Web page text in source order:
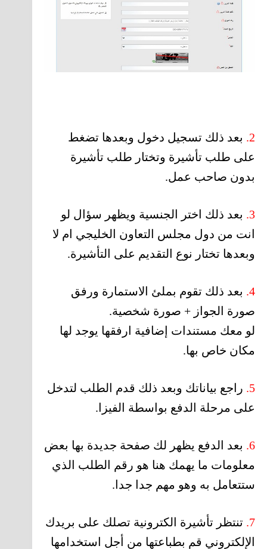
2. بعد ذلك تسجيل دخول وبعدها تضغط
على طلب تأشيرة وتختار طلب تأشيرة
بدون صاحب عمل.
3. بعد ذلك اختر الجنسية ويظهر سؤال لو
انت من دول مجلس التعاون الخليجي ام لا
وبعدها تختار نوع التقديم على التأشيرة.
4. بعد ذلك تقوم بملئ الاستمارة ورفق
صورة الجواز + صورة شخصية.
لو معك مستندات إضافية ارفقها يوجد لها
مكان خاص بها.
5. راجع بياناتك وبعد ذلك قدم الطلب لتدخل
على مرحلة الدفع بواسطة الفيزا.
6. بعد الدفع يظهر لك صفحة جديدة بها بعض
معلومات ما يهمك هنا هو رقم الطلب الذي
ستتعامل به وهو مهم جدا جدا.
7. تنتظر تأشيرة الكترونية تصلك على بريدك
الإلكتروني قم بطباعتها من أجل استخدامها